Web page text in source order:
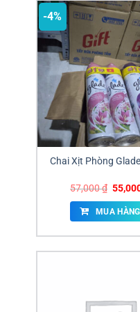
-4%
Chai Xịt Phòng
57,000₫ Giá
là:
MUA HÀNG